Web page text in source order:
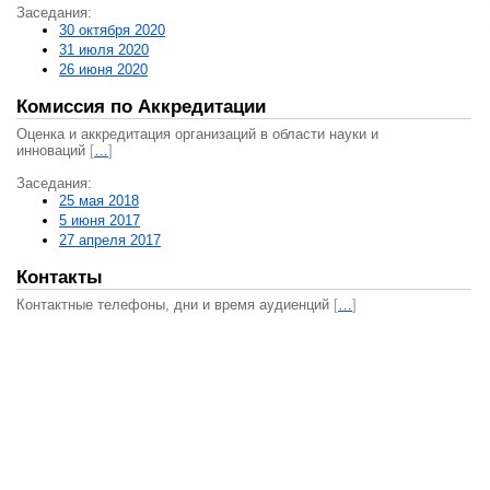
Заседания:
30 октября 2020
31 июля 2020
26 июня 2020
Комиссия по Аккредитации
Оценка и аккредитация организаций в области науки и
инноваций […]
Заседания:
25 мая 2018
5 июня 2017
27 апреля 2017
Контакты
Контактные телефоны, дни и время аудиенций […]